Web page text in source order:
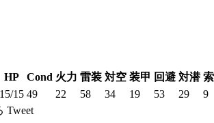
HP Cond 火力 雷装 対空 装甲 回避 対潜
15/15 49 22 58 34 19 53 29 9
Tweet